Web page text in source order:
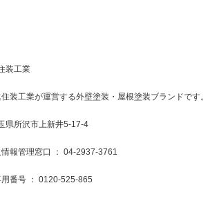
装工業
装工業が運営する外壁塗装・屋根塗装ブランドです。
県所沢市上新井5-17-4
報管理窓口 ： 04-2937-3761
番号 ： 0120-525-865